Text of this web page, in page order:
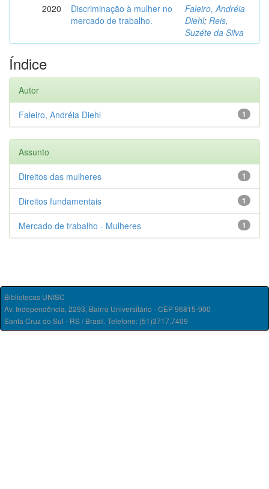
2020
Discriminação à mulher no
mercado de trabalho.
Faleiro, Andréia
Diehl; Reis,
Suzéte da Silva
Índice
Autor
1
Faleiro, Andréia Diehl
Assunto
1
Direitos das mulheres
1
Direitos fundamentais
1
Mercado de trabalho - Mulheres
Bibliotecas UNISC
Av. Independência, 2293, Bairro Universitário - CEP 96815-900
Santa Cruz do Sul - RS / Brasil. Telefone: (51)3717.7409